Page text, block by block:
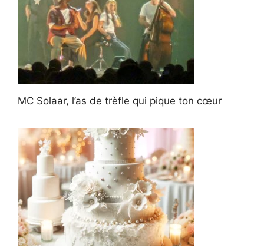
MC Solaar, l’as de trèfle qui pique ton cœur